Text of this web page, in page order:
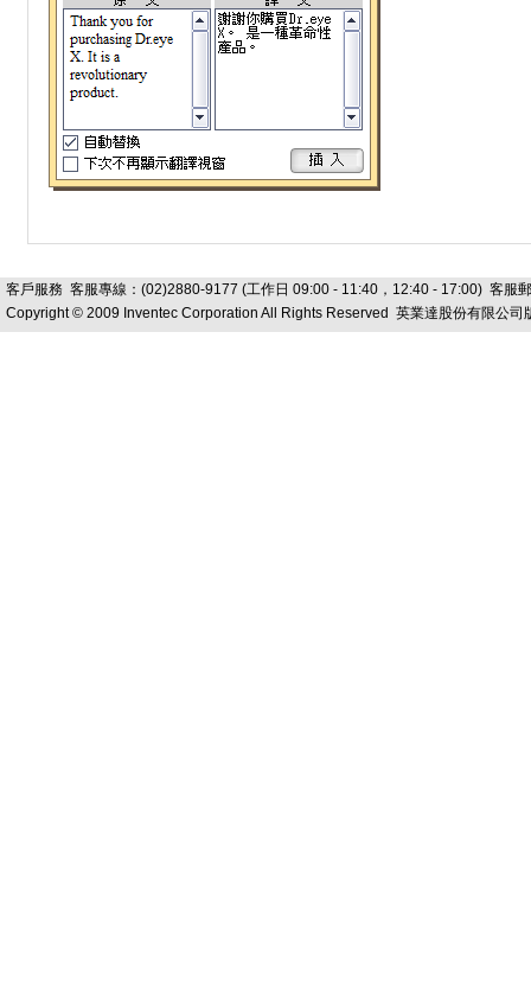
客戶服務 客服專線：(02)2880-9177 (工作日 09:00 - 11:40，12:40 - 17:00) 客服
Copyright © 2009 Inventec Corporation All Rights Reserved 英業達股份有限公司